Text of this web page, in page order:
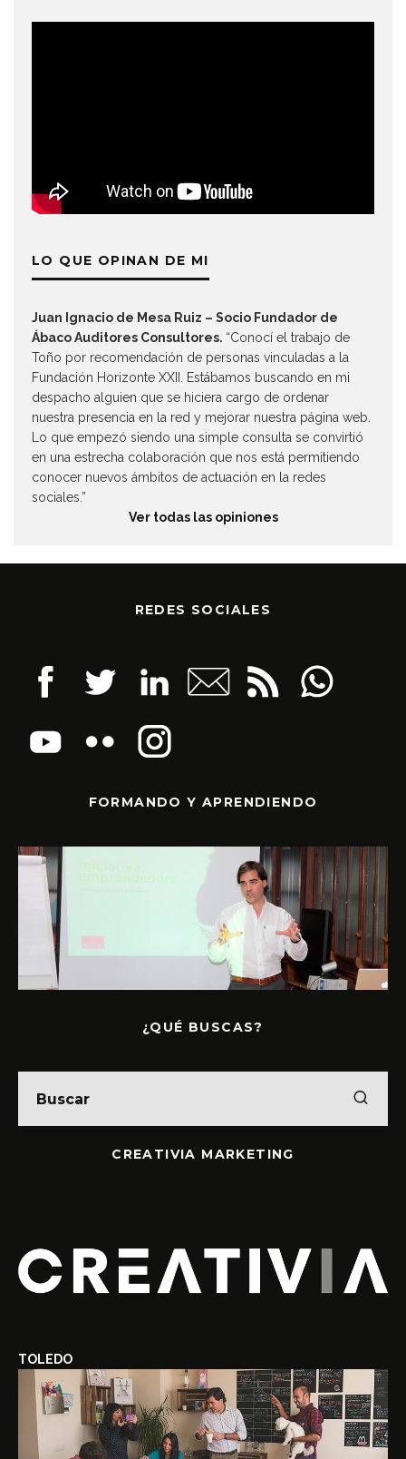
LO QUE OPINAN DE MI
Juan Ignacio de Mesa Ruiz – Socio Fundador de
Ábaco Auditores Consultores. “Conocí el trabajo de
Toño por recomendación de personas vinculadas a la
Fundación Horizonte XXII. Estábamos buscando en mi
despacho alguien que se hiciera cargo de ordenar
nuestra presencia en la red y mejorar nuestra página web.
Lo que empezó siendo una simple consulta se convirtió
en una estrecha colaboración que nos está permitiendo
conocer nuevos ámbitos de actuación en la redes
sociales.”
Ver todas las opiniones
REDES SOCIALES
FORMANDO Y APRENDIENDO
¿QUÉ BUSCAS?
CREATIVIA MARKETING
TOLEDO